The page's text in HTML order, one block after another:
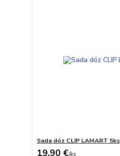
Sada dóz CLIP LAMART 5ks
19,90 €/ks